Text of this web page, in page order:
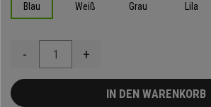
Blau Weiß Grau Lila
- +
IN DEN WARENKORB